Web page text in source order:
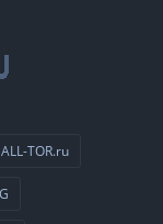
TOR.ru